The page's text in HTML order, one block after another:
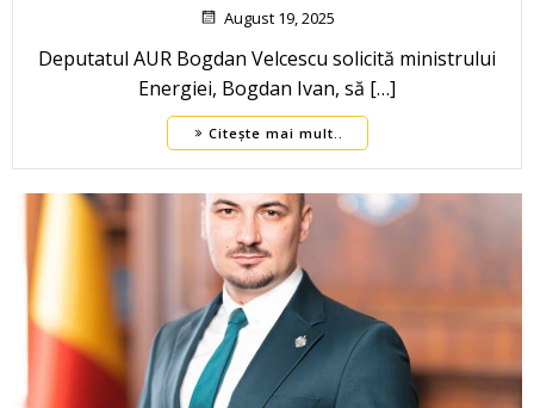
August 19, 2025
Deputatul AUR Bogdan Velcescu solicită ministrului
Energiei, Bogdan Ivan, să […]
Citește mai mult..